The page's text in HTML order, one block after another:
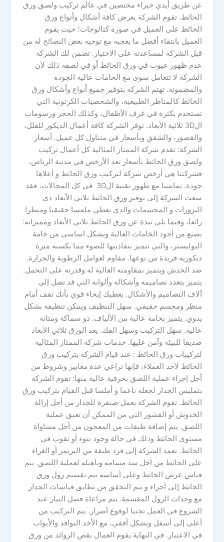
عن طريق أيدي خبراء مختصين في عالم تركيب ولصق ورق
الحائط. تقوم الشركة بعرض كافة أشكال وأنواع ورق
الحائط على العميل في صورة كتالوجات؛ حيث يقوم
العميل بانتقاء أفضل ما يعجبه مع توجيه بعض النصائح له من
قبل الشركة لمساعدته على الاختيار. تضمن لك الشركة
عدم ظهور عيوب في ورق الحائط أو في لصقه ذلك لأن
الشركة لا تتعامل سوى مع الخامات عالية الجودة
والمضمونة. تهتم الشركة بتوفير جميع أنواع وأشكال ورق
الحائط كالمناظر الطبيعية، والشخصيات الكرتونية التي
تستخدم بكثرة في غرف الأطفال، وكذلك الحجر ورسومات
ال3D ثلاثية الأبعاد. توفر الشركة كافة أعمال الديكور للفلل،
والقصور، والشقق وبأسعار في متناول كل عميل. أسعار
الشركة: تقدم شركة الممتاز المثالية كل أعمال تركيب
ولصق ورق الحائط بأسعار تعد الأرخص في مدينة الرياض،
فشركتنا هي أرخص شركة لتركيب ورق الحائط و أعلاها
جودة. تماشيا مع ظهور تقنية ال3D في كل المجالات، فقد
سعت الشركة إلى توفير ورق الحائط ثلاثي الأبعاد ذي
البروزات و المجسمات والذي يعطي ملمسا حقيقيا ومنظرا
رائعا، وفيما يلي نبذة عن ورق الحائط ثلاثي الأبعاد ومميزاته:
يصنع من أجود الخامات العالية وبشكل اساسي من خامة
البوليستر، والتي تتميز بنفاذيتها للضوء مما يكسبه ميزة
ديكوريه فريدة من نوعها. مقاوم لعوامل الرطوبة والحرارة.
ضد الخدش ويتميز بمقاومته العالية له وقدرته على التحمل.
يتميز بتعدد تصاميمه وأشكاله وألوانه التي قد تصل إلى
آلاف التصاميم والأشكال. يعطيك إيحاء قوي بأنك تقف أمام
منظر ومجسم حقيقي. سهل التنظيف ويمكن تنظيفه بشكل
يدوي. يتميز بخامة عالية من الألياف. ذو سماكة ومتانة
عالية. سهل التركيب وسهل الفك. يعد الورق ثلاثي الأبعاد
صديقا للبيئة وآمن عليها. خدمات شركة الممتاز المثالية
لتركيبات ورق الحائط : عند قيام الشركة بتركيب ورق
الحائط لأحد العملاء، فإنها تراعي عدة معايير وشروط من
أجل إجراء عملية اللصق بحرفية عالية منها: تقوم الشركة
بتمليس الجدار لجعله ناعما و أملسا قبل القيام بتركيب ورق
الحائط. تقوم الشركة بعمل صنفرة للجدار من أجل إزالة
الخدوش أو القشور التي من الممكن أن تعيق عملية
اللصق. يتم إضافة طبقات من المعجون من أجل مساواة
مستوى الحائط وذلك في حالة وجود نتوء أو ثقوب في
الحائط. تعمد الشركة إلى فرد طبقة من البريمر أو الغراء
على الحائط من أجل سد مسامه وتأهيله لعملية اللصق. يتم
قياس عرض الحائط وعلى أساسه يتم تقسيم رول ورق
الحائط إلى أجزاء و يتم التحقق من تطابق قياسات الجدار
مع وحدات الرول المقسمة. يتم مراعاة فصل التيار عند
الشروع في العمل تجنيا لوقوع أضرار. يتم التركيب من
أعلى إلى أسفل وبشكل أفقي، مع الأخذ النوافذ والأبواب
في الاعتبار. في النهاية يقوم العمال بقص الزوائد من ورق